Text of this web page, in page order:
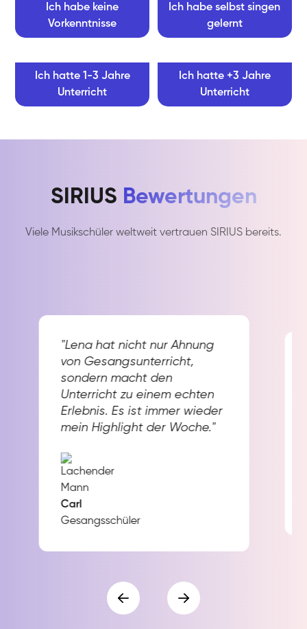
Ich habe keine
Vorkenntnisse
Ich habe selbst singen
gelernt
Ich hatte 1-3 Jahre
Unterricht
Ich hatte +3 Jahre
Unterricht
SIRIUS Bewertungen
Viele Musikschüler weltweit vertrauen SIRIUS bereits.
"Lena hat nicht nur Ahnung
von Gesangsunterricht,
sondern macht den
Unterricht zu einem echten
Erlebnis. Es ist immer wieder
mein Highlight der Woche."
Carl
Gesangsschüler